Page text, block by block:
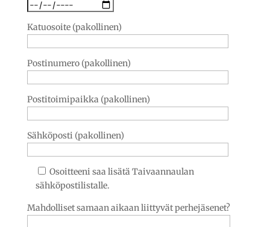
Katuosoite (pakollinen)
Postinumero (pakollinen)
Postitoimipaikka (pakollinen)
Sähköposti (pakollinen)
Osoitteeni saa lisätä Taivaannaulan
sähköpostilistalle.
Mahdolliset samaan aikaan liittyvät perhejäsenet?